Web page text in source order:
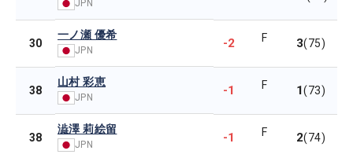
JPN
30
一ノ瀬 優希
JPN -2 F 3(75)
38
山村 彩恵
JPN -1 F 1(73)
38
澁澤 莉絵留
JPN -1 F 2(74)